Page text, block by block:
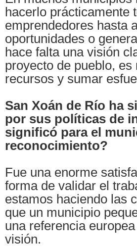
hacerlo prácticamente
emprendedores hasta
oportunidades o
hace falta una visión
proyecto de pueblo,
recursos y sumar
San Xoán de Río ha
por sus políticas de
significó para el
reconocimiento?
Fue una enorme
forma de validar el
estamos haciendo las
que un municipio
una referencia
visión.